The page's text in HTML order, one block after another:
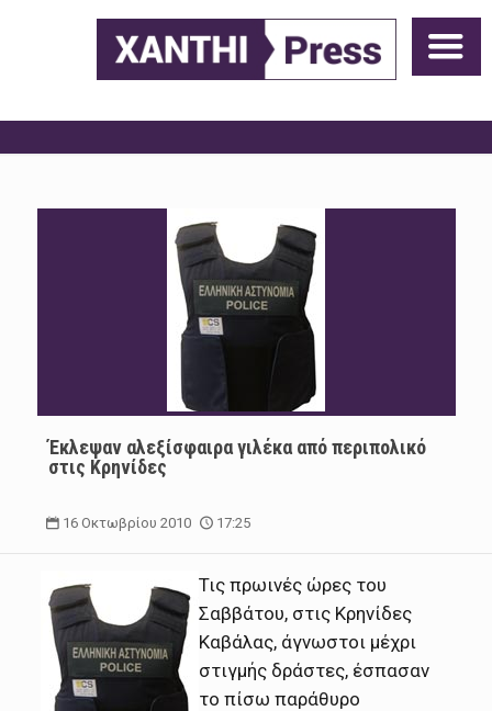
Έκλεψαν αλεξίσφαιρα γιλέκα από περιπολικό
στις Κρηνίδες
16 Οκτωβρίου 2010 17:25
Τις πρωινές ώρες του
Σαββάτου, στις Κρηνίδες
Καβάλας, άγνωστοι μέχρι
στιγμής δράστες, έσπασαν
το πίσω παράθυρο